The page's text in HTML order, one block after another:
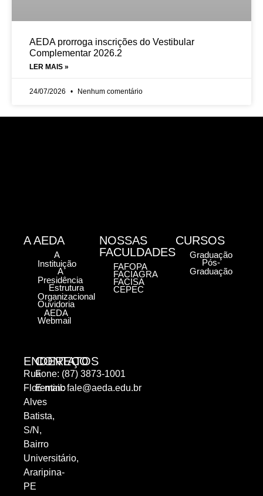
AEDA prorroga inscrições do Vestibular
Complementar 2026.2
LER MAIS »
24/07/2026 Nenhum comentário
ENDEREÇO
Rua
Florentino
Alves
Batista,
S/N,
Bairro
Universitário,
Araripina-
PE
CONTATOS
Fone: (87) 3873-1001
E-mail:fale@aeda.edu.br
A AEDA
A
Instituição
A
Presidência
Estrutura
Organizacional
Ouvidoria
AEDA
Webmail
NOSSAS
FACULDADES
FAFOPA
FACIAGRA
FACISA
CEPEC
CURSOS
Graduação
Pós-
Graduação